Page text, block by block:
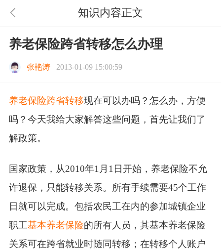
知识内容正文
养老保险跨省转移怎么办理
张艳涛 2013-01-09 15:00:59
养老保险跨省转移现在可以办吗？怎么办，方便
吗？今天我给大家解答这些问题，首先让我们了
解政策。
国家政策，从2010年1月1日开始，养老保险不允
许退保，只能转移关系。所有手续需要45个工作
日就可以完成。包括农民工在内的参加城镇企业
职工基本养老保险的所有人员，其基本养老保险
关系可在跨省就业时随同转移；在转移个人账户